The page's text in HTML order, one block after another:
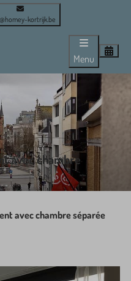
kortrijk.be
Menu
avec chambre
avec chambre séparée